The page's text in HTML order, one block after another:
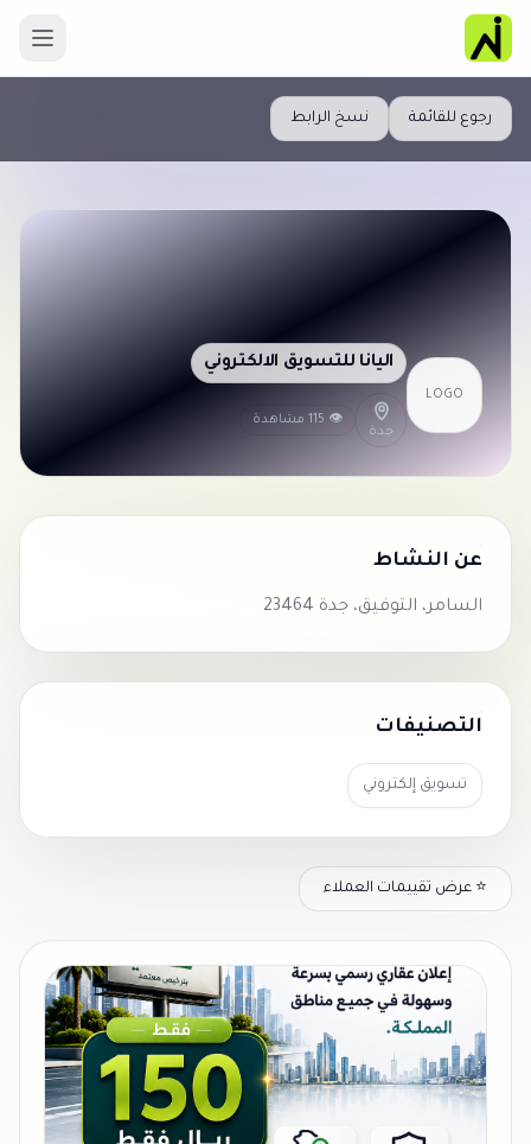
رجوع للقائمة نسخ الرابط
LOGO
اليانا للتسويق الالكتروني
جدة
👁 115 مشاهدة
عن النشاط
السامر، التوفيق، جدة 23464
التصنيفات
تسويق إلكتروني
⭐ عرض تقييمات العملاء